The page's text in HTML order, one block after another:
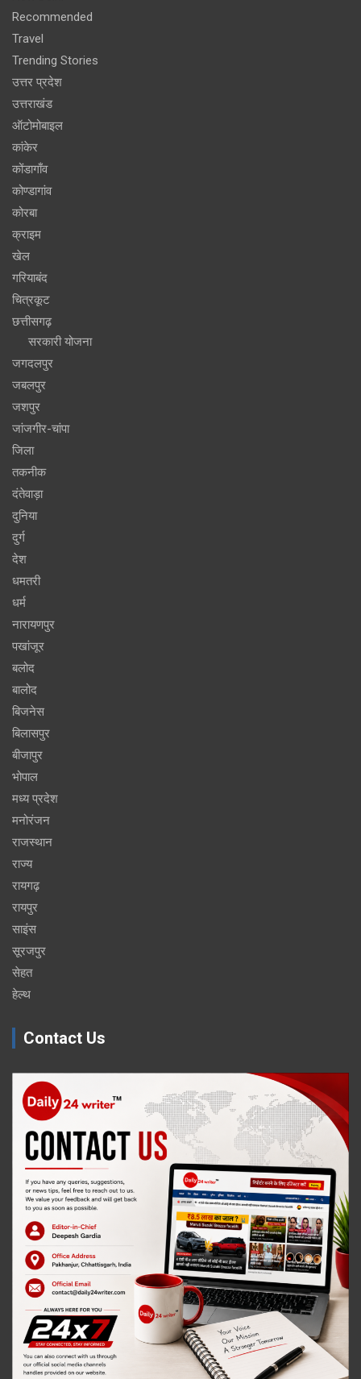
Recommended
Travel
Trending Stories
उत्तर प्रदेश
उत्तराखंड
ऑटोमोबाइल
कांकेर
कोंडागाँव
कोण्डागांव
कोरबा
क्राइम
खेल
गरियाबंद
चित्रकूट
छत्तीसगढ़
सरकारी योजना
जगदलपुर
जबलपुर
जशपुर
जांजगीर-चांपा
जिला
तकनीक
दंतेवाड़ा
दुनिया
दुर्ग
देश
धमतरी
धर्म
नारायणपुर
पखांजूर
बलोद
बालोद
बिजनेस
बिलासपुर
बीजापुर
भोपाल
मध्य प्रदेश
मनोरंजन
राजस्थान
राज्य
रायगढ़
रायपुर
साइंस
सूरजपुर
सेहत
हेल्थ
Contact Us